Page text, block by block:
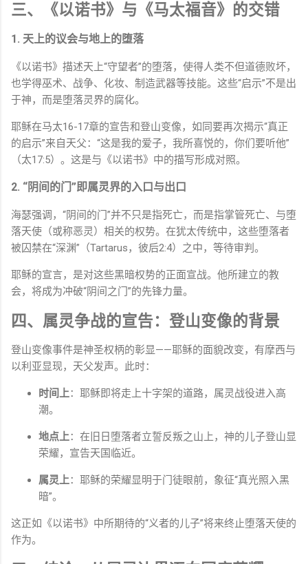
三、《以诺书》与《马太福音》的交错
1. 天上的议会与地上的堕落
《以诺书》描述天上“守望者”的堕落，使得人类不但道德败坏，
也学得巫术、战争、化妆、制造武器等技能。这些“启示”不是出
于神，而是堕落灵界的腐化。
耶稣在马太16-17章的宣告和登山变像，如同要再次揭示“真正
的启示”来自天父：“这是我的爱子，我所喜悦的，你们要听他”
（太17:5）。这是与《以诺书》中的描写形成对照。
2. “阴间的门”即属灵界的入口与出口
海瑟强调，“阴间的门”并不只是指死亡，而是指掌管死亡、与堕
落天使（或称恶灵）相关的权势。在犹太传统中，这些堕落者
被囚禁在“深渊”（Tartarus，彼后2:4）之中，等待审判。
耶稣的宣言，是对这些黑暗权势的正面宣战。他所建立的教
会，将成为冲破“阴间之门”的先锋力量。
四、属灵争战的宣告：登山变像的背景
登山变像事件是神圣权柄的彰显——耶稣的面貌改变，有摩西与
以利亚显现，天父发声。此时：
时间上：耶稣即将走上十字架的道路，属灵战役进入高
潮。
地点上：在旧日堕落者立誓反叛之山上，神的儿子登山显
荣耀，宣告天国临近。
属灵上：耶稣的荣耀显明于门徒眼前，象征“真光照入黑
暗”。
这正如《以诺书》中所期待的“义者的儿子”将来终止堕落天使的
作为。